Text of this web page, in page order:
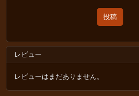
レビュー
レビューはまだありません。